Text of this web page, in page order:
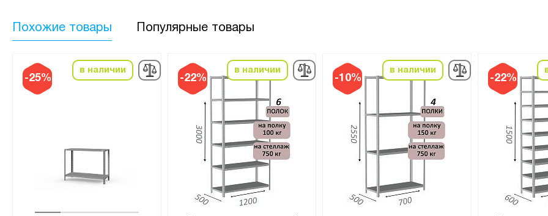
Похожие товары Популярные товары
-25%
в наличии
-22%
в наличии
-10%
в наличии
-22%